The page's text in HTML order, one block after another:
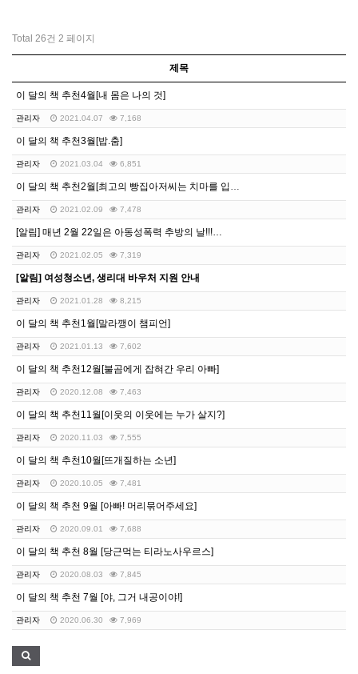
Total 26건 2 페이지
제목
이 달의 책 추천4월[내 몸은 나의 것]
관리자 2021.04.07 7,168
이 달의 책 추천3월[밥.춤]
관리자 2021.03.04 6,851
이 달의 책 추천2월[최고의 빵집아저씨는 치마를 입어요…
관리자 2021.02.09 7,478
[알림] 매년 2월 22일은 아동성폭력 추방의 날!!!…
관리자 2021.02.05 7,319
[알림] 여성청소년, 생리대 바우처 지원 안내
관리자 2021.01.28 8,215
이 달의 책 추천1월[말라깽이 챔피언]
관리자 2021.01.13 7,602
이 달의 책 추천12월[불곰에게 잡혀간 우리 아빠]
관리자 2020.12.08 7,463
이 달의 책 추천11월[이웃의 이웃에는 누가 살지?]
관리자 2020.11.03 7,555
이 달의 책 추천10월[뜨개질하는 소년]
관리자 2020.10.05 7,481
이 달의 책 추천 9월 [아빠! 머리묶어주세요]
관리자 2020.09.01 7,688
이 달의 책 추천 8월 [당근먹는 티라노사우르스]
관리자 2020.08.03 7,845
이 달의 책 추천 7월 [야, 그거 내공이야!]
관리자 2020.06.30 7,969